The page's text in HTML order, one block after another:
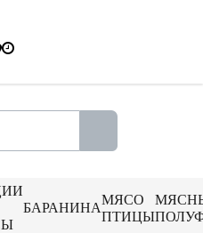
БАРАНИНА
МЯСО
ПТИЦЫ